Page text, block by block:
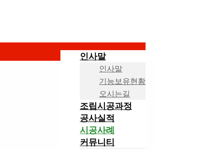
인사말
인사말
기능보유현황
오시는길
조립시공과정
공사실적
시공사례
커뮤니티